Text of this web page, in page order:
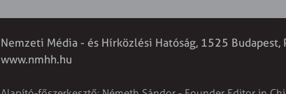
Nemzeti Média - és Hírközlési Hatóság, 1525
www.nmhh.hu